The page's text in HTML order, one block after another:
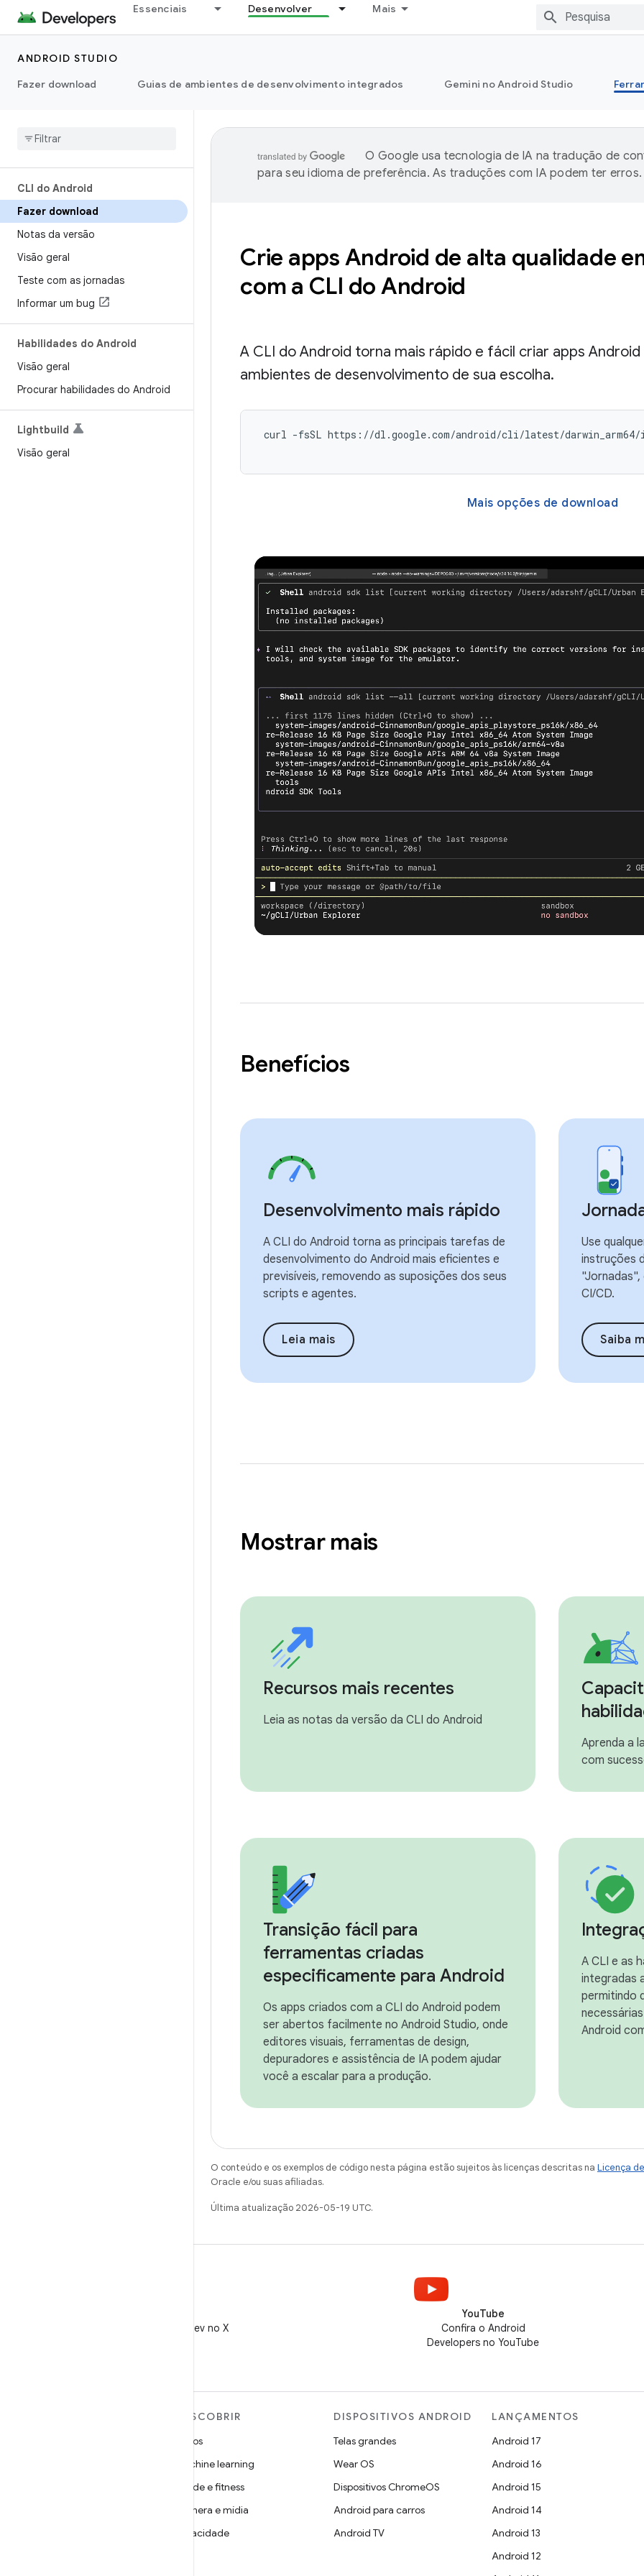
Essenciais Desenvolver Mais
ANDROID STUDIO
Fazer download
Guias de ambientes de desenvolvimento integrados Gemini no Android Studio
CLI do Android
Fazer download
Notas da versão
Visão geral
Teste com as jornadas
Informar um bug
Habilidades do Android
Visão geral
Procurar habilidades do Android
Lightbuild
Visão geral
O Google usa tecnologia de IA na tradução de
para seu idioma de preferência. As traduções com IA podem ter erros.
Crie apps Android de alta qualidade
com a CLI do Android
A CLI do Android torna mais rápido e fácil criar apps
ambientes de desenvolvimento de sua escolha.
curl -fsSL https://dl.google.com/android/cli/latest/
Mais opções de download
Benefícios
Desenvolvimento mais rápido
A CLI do Android torna as principais tarefas de
desenvolvimento do Android mais eficientes e
previsíveis, removendo as suposições dos seus
scripts e agentes.
Leia mais
Use
instruções
CI/CD.
Saiba
Mostrar mais
Recursos mais recentes
Leia as notas da versão da CLI do Android
Aprenda a
com
Transição fácil para
ferramentas criadas
especificamente para Android
Os apps criados com a CLI do Android podem
ser abertos facilmente no Android Studio, onde
editores visuais, ferramentas de design,
depuradores e assistência de IA podem ajudar
você a escalar para a produção.
A CLI e as
integradas
permitindo
Android
O conteúdo e os exemplos de código nesta página estão sujeitos às licenças descritas na Licença
Oracle e/ou suas afiliadas.
Última atualização 2026-05-19 UTC.
Siga @AndroidDev no X
YouTube
Confira o Android
Developers no YouTube
DESCOBRIR
Jogos
Machine learning
Saúde e fitness
Câmera e mídia
Privacidade
DISPOSITIVOS ANDROID
Telas grandes
Wear OS
Dispositivos ChromeOS
Android para carros
Android TV
LANÇAMENTOS
Android 17
Android 16
Android 15
Android 14
Android 13
Android 12